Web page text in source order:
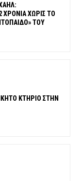
ΧΩΡΙΣ ΤΟ
ΤΟΥ
ΚΤΗΡΙΟ ΣΤΗΝ